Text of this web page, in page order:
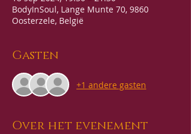
BodyInSoul, Lange Munte 70, 9860
Oosterzele, België
Gasten
+1 andere gasten
Over het evenement